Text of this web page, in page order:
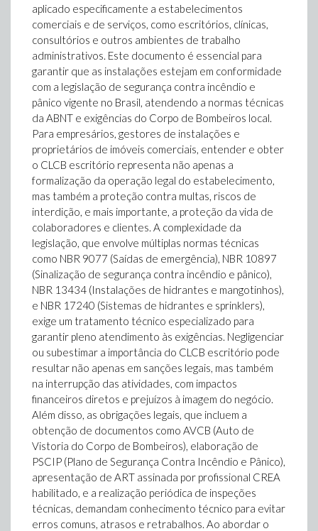
aplicado especificamente a estabelecimentos
comerciais e de serviços, como escritórios, clínicas,
consultórios e outros ambientes de trabalho
administrativos. Este documento é essencial para
garantir que as instalações estejam em conformidade
com a legislação de segurança contra incêndio e
pânico vigente no Brasil, atendendo a normas técnicas
da ABNT e exigências do Corpo de Bombeiros local.
Para empresários, gestores de instalações e
proprietários de imóveis comerciais, entender e obter
o CLCB escritório representa não apenas a
formalização da operação legal do estabelecimento,
mas também a proteção contra multas, riscos de
interdição, e mais importante, a proteção da vida de
colaboradores e clientes. A complexidade da
legislação, que envolve múltiplas normas técnicas
como NBR 9077 (Saídas de emergência), NBR 10897
(Sinalização de segurança contra incêndio e pânico),
NBR 13434 (Instalações de hidrantes e mangotinhos),
e NBR 17240 (Sistemas de hidrantes e sprinklers),
exige um tratamento técnico especializado para
garantir pleno atendimento às exigências. Negligenciar
ou subestimar a importância do CLCB escritório pode
resultar não apenas em sanções legais, mas também
na interrupção das atividades, com impactos
financeiros diretos e prejuízos à imagem do negócio.
Além disso, as obrigações legais, que incluem a
obtenção de documentos como AVCB (Auto de
Vistoria do Corpo de Bombeiros), elaboração de
PSCIP (Plano de Segurança Contra Incêndio e Pânico),
apresentação de ART assinada por profissional CREA
habilitado, e a realização periódica de inspeções
técnicas, demandam conhecimento técnico para evitar
erros comuns, atrasos e retrabalhos. Ao abordar o